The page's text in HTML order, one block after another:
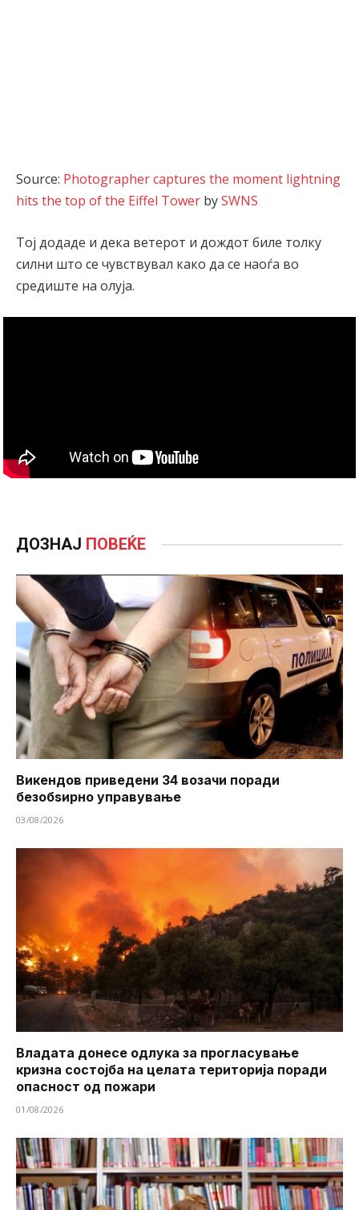
Source: Photographer captures the moment lightning
hits the top of the Eiffel Tower bySWNS
Тој додаде и дека ветерот и дождот биле толку
силни што се чувствувал како да се наоѓа во
средиште на олуја.
ДОЗНАЈ ПОВЕЌЕ
Викендов приведени 34 возачи поради
безобѕирно управување
03/08/2026
Владата донесе одлука за прогласување
кризна состојба на целата територија поради
опасност од пожари
01/08/2026